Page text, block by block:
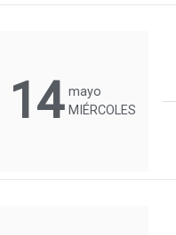
14 mayo
MIÉRCOLES